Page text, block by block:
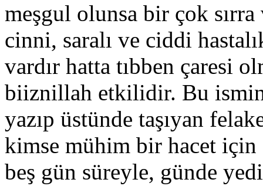
meşgul olunsa bir çok
cinni, saralı ve ciddi
vardır hatta tıbben çaresi
biiznillah etkilidir. Bu
yazıp üstünde taşıyan
kimse mühim bir hacet için
beş gün süreyle, günde